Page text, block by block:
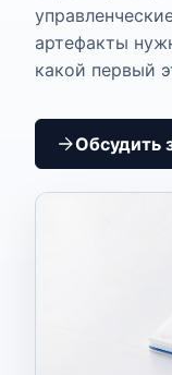
артефакты
какой первый
Обсудить